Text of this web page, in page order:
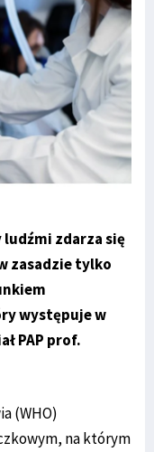
zdarza się
zasadzie tylko
występuje w
PAP prof.
(WHO)
na którym